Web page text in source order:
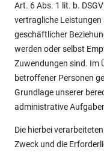
Art. 6 Abs. 1 lit. b.
vertragliche Leistungen
geschäftlicher
werden oder selbst
Zuwendungen sind. Im
betroffener Personen
Grundlage unserer
administrative
Die hierbei
Zweck und die